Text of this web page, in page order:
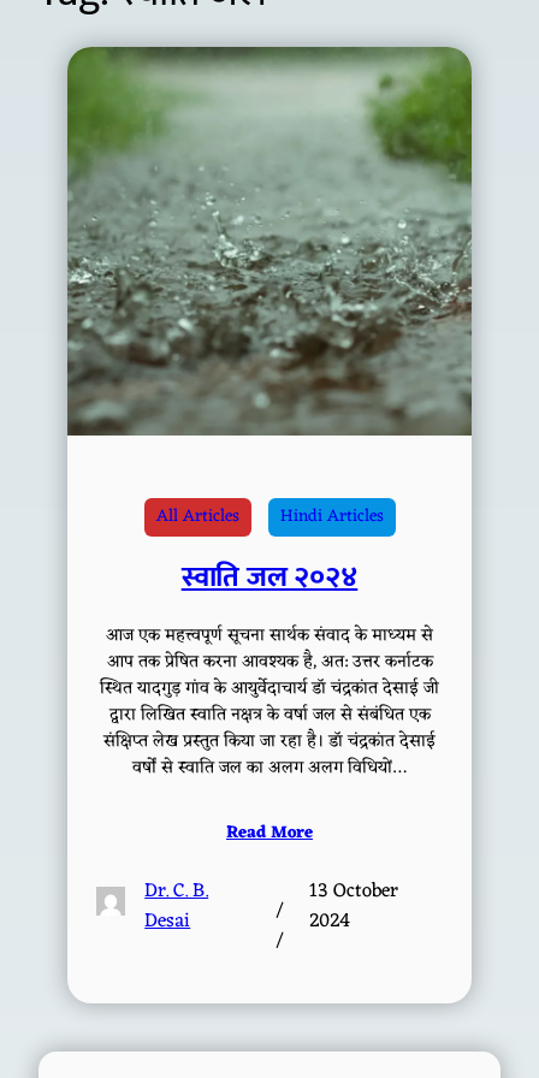
All Articles Hindi Articles
स्वाति जल २०२४
आज एक महत्त्वपूर्ण सूचना सार्थक संवाद के माध्यम से
आप तक प्रेषित करना आवश्यक है, अत: उत्तर कर्नाटक
स्थित यादगुड़ गांव के आयुर्वेदाचार्य डॉ चंद्रकांत देसाई जी
द्वारा लिखित स्वाति नक्षत्र के वर्षा जल से संबंधित एक
संक्षिप्त लेख प्रस्तुत किया जा रहा है। डॉ चंद्रकांत देसाई
वर्षों से स्वाति जल का अलग अलग विधियों…
Read More
Dr. C. B.
Desai
/
/
13 October
2024